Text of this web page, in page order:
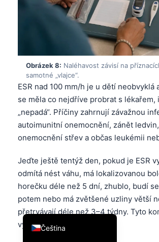
Obrázek 8: Naléhavost závisí na
samotné „vlajce“.
ESR nad 100 mm/h je u dětí neobvyklá
se měla co nejdříve probrat s lékařem,
„nepadá“. Příčiny zahrnují závažnou
autoimunitní onemocnění, zánět
onemocnění střev a občas leukémii
Jeďte ještě tentýž den, pokud je ESR
odmítá nést váhu, má lokalizovanou
horečku déle než 5 dní, zhublo, budí
potem nebo má zvětšené uzliny větší
přetrvávají déle než 3–4 týdny. Tyto
výpočet rizika.
Čeština
English
Deutsch
العربية
Français
עִבְרִית
Italiano
Español
Ελληνικά
فارسی